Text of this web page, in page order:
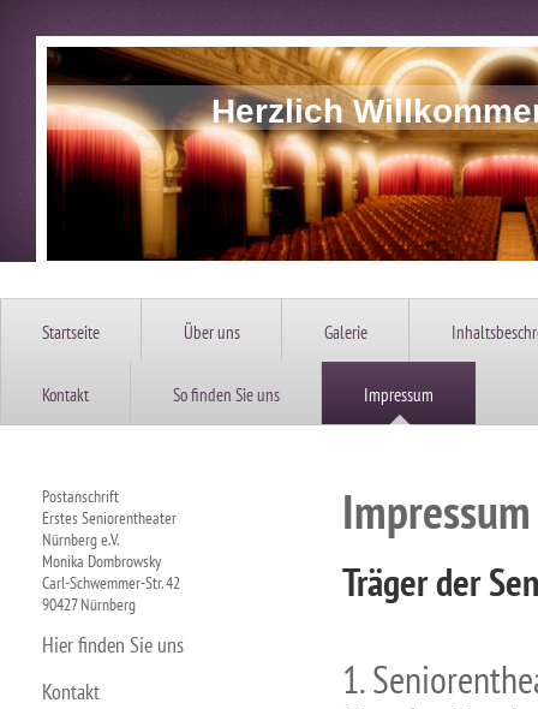
Herzlich
Startseite Über uns Galerie
Kontakt So finden Sie uns Impressum
Postanschrift
Erstes Seniorentheater
Nürnberg e.V.
Monika Dombrowsky
Carl-Schwemmer-Str. 42
90427 Nürnberg
Hier finden Sie uns
Kontakt
Impressum
Träger der
1.